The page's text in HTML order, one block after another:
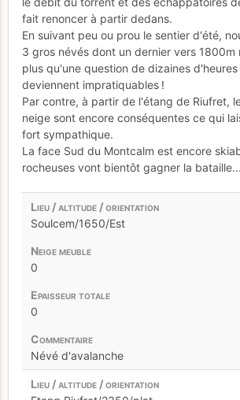
fait renoncer à partir dedans.
En suivant peu ou prou le sentier d'été,
3 gros névés dont un dernier vers 1800m
plus qu'une question de dizaines
deviennent impratiquables !
Par contre, à partir de l'étang de Riufret,
neige sont encore conséquentes ce qui
fort sympathique.
La face Sud du Montcalm est encore
rocheuses vont bientôt gagner la bataille...
Soulcem/1650/Est
0
0
Névé d'avalanche